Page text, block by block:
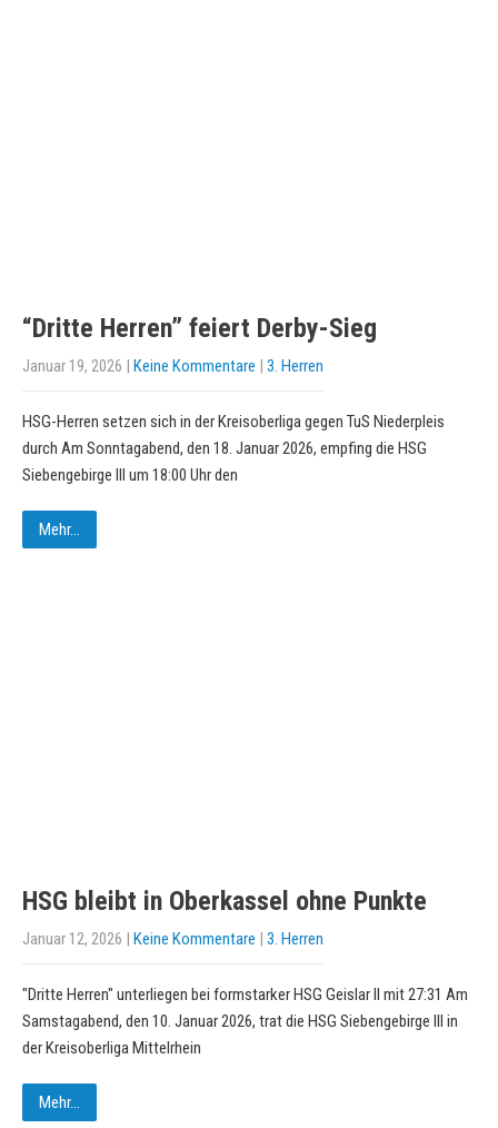
“Dritte Herren” feiert Derby-Sieg
Januar 19, 2026 | Keine Kommentare | 3. Herren
HSG-Herren setzen sich in der Kreisoberliga gegen TuS Niederpleis
durch Am Sonntagabend, den 18. Januar 2026, empfing die HSG
Siebengebirge III um 18:00 Uhr den
Mehr...
HSG bleibt in Oberkassel ohne Punkte
Januar 12, 2026 | Keine Kommentare | 3. Herren
"Dritte Herren" unterliegen bei formstarker HSG Geislar II mit 27:31 Am
Samstagabend, den 10. Januar 2026, trat die HSG Siebengebirge III in
der Kreisoberliga Mittelrhein
Mehr...